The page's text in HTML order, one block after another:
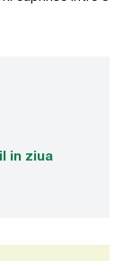
in ziua